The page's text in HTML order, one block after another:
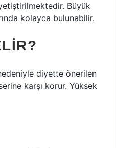
Büyük
kolayca bulunabilir.
diyette önerilen
karşı korur. Yüksek